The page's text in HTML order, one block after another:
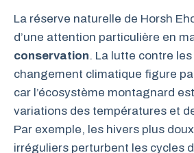
La réserve naturelle de Horsh
d’une attention particulière en
conservation. La lutte contre
changement climatique figure
car l’écosystème montagnard
variations des températures et
Par exemple, les hivers plus
irréguliers perturbent les cycles